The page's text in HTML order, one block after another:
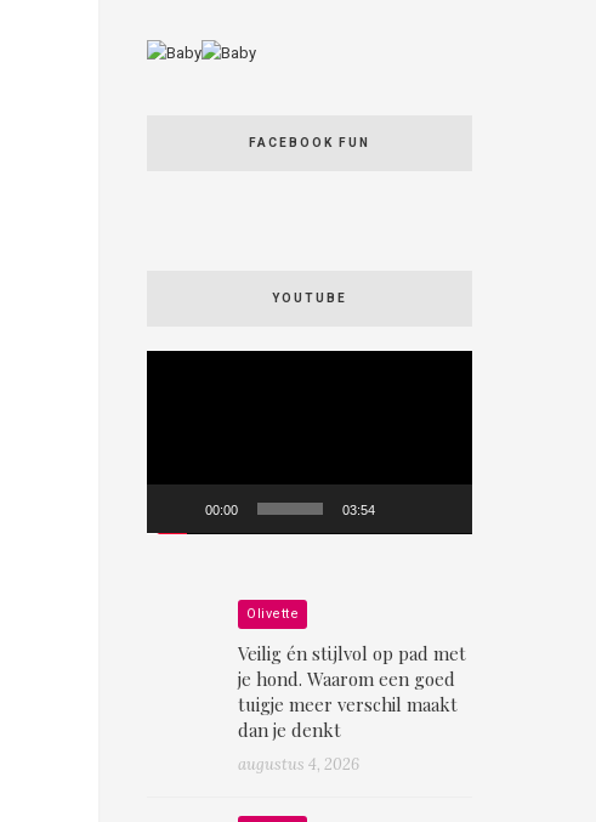
FACEBOOK FUN
YOUTUBE
00:00 03:54
Olivette
Veilig én stijlvol op pad met
je hond. Waarom een goed
tuigje meer verschil maakt
dan je denkt
augustus 4, 2026